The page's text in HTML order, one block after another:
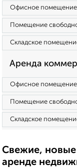
Офисное помещение
Помещение
Складское
Аренда
Офисное помещение
Помещение
Складское
Свежие,
аренде